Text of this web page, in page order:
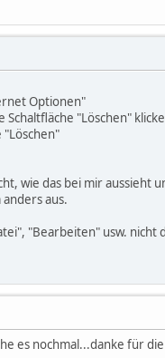
Optionen"
"Löschen"
"Löschen"
wie das bei mir
aus.
"Bearbeiten" usw.
es nochmal...danke für